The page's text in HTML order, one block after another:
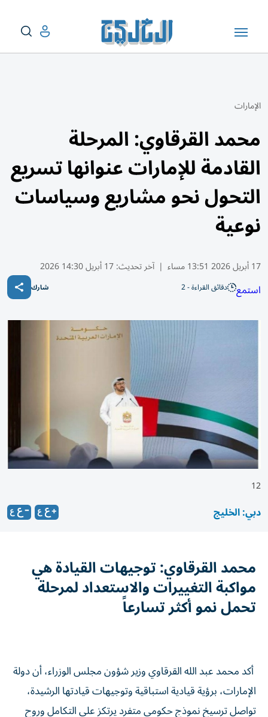
الإمارات
محمد القرقاوي: المرحلة
القادمة للإمارات عنوانها تسريع
التحول نحو مشاريع وسياسات
نوعية
17 أبريل 2026 13:51 مساء | آخر تحديث:17 أبريل 14:30 2026
استمع دقائق القراءة - 2 شارك
12
دبي: الخليج
محمد القرقاوي: توجيهات القيادة هي
مواكبة التغييرات والاستعداد لمرحلة
تحمل نمو أكثر تسارعاً
أكد محمد عبد الله القرقاوي وزير شؤون مجلس الوزراء، أن دولة
الإمارات، برؤية قيادية استباقية وتوجيهات قيادتها الرشيدة،
تواصل ترسيخ نموذج حكومي متفرد يرتكز على التكامل وروح